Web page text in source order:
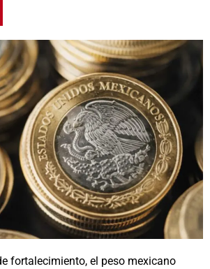
fortalecimiento, el peso mexicano